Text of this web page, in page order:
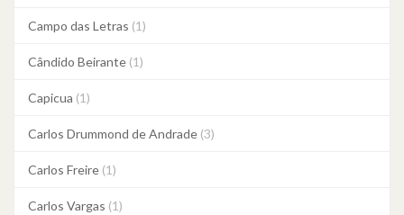
Campo das Letras (1)
Cândido Beirante (1)
Capicua (1)
Carlos Drummond de Andrade (3)
Carlos Freire (1)
Carlos Vargas (1)